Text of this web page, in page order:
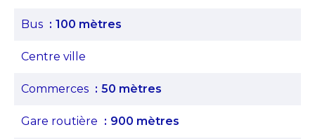
Bus 100 mètres
Centre ville
Commerces 50 mètres
Gare routière 900 mètres